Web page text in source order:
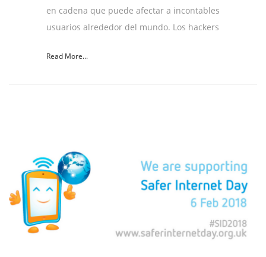
en cadena que puede afectar a incontables
usuarios alrededor del mundo. Los hackers
Read More...